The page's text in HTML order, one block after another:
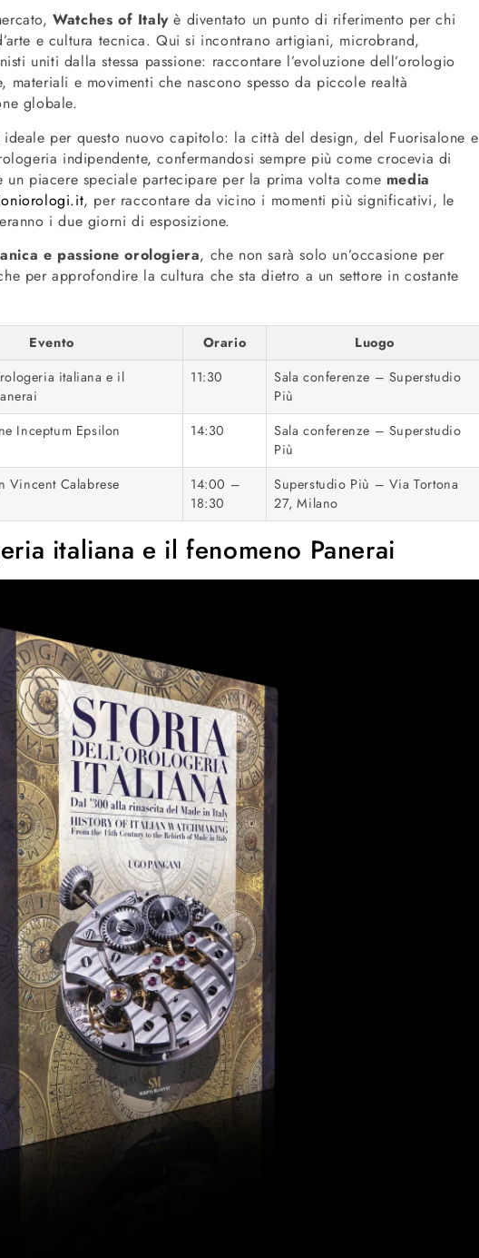
Watches of Italyè diventato un punto di riferimento per chi
e cultura tecnica. Qui si incontrano artigiani, microbrand,
uniti dalla stessa passione: raccontare l’evoluzione dell’orologio
materiali e movimenti che nascono spesso da piccole realtà
globale.
per questo nuovo capitolo: la città del design, del Fuorisalone e
indipendente, confermandosi sempre più come crocevia di
un piacere speciale partecipare per la prima volta come media
, per raccontare da vicino i momenti più significativi, le
i due giorni di esposizione.
e passione orologiera, che non sarà solo un’occasione per
per approfondire la cultura che sta dietro a un settore in costante
Evento Orario
Luogo
italiana e il
11:30
Sala conferenze – Superstudio
Più
Inceptum Epsilon 14:30
Sala conferenze – Superstudio
Più
Vincent Calabrese
14:00 –
18:30
Superstudio Più – Via Tortona
27, Milano
italiana e il fenomeno Panerai